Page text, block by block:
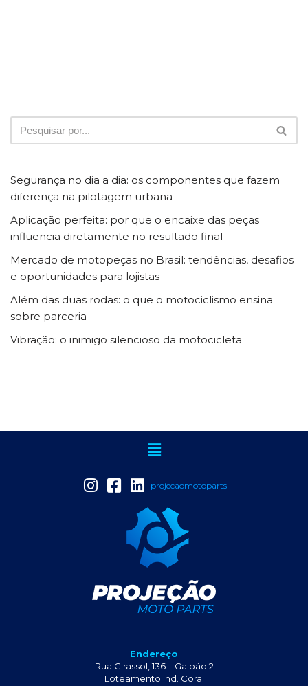
Segurança no dia a dia: os componentes que fazem
diferença na pilotagem urbana
Aplicação perfeita: por que o encaixe das peças
influencia diretamente no resultado final
Mercado de motopeças no Brasil: tendências, desafios
e oportunidades para lojistas
Além das duas rodas: o que o motociclismo ensina
sobre parceria
Vibração: o inimigo silencioso da motocicleta
projecaomotoparts
Endereço
Rua Girassol, 136 – Galpão 2
Loteamento Ind. Coral